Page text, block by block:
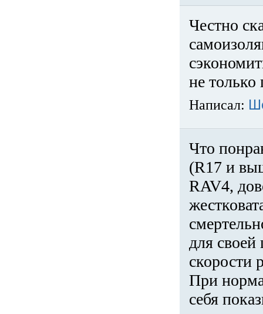
Честно
не только
Написал:
Что
(R17 и
RAV4,
для
скорости
При
себя